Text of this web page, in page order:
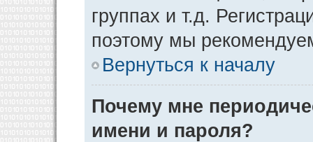
группах и т.д.
поэтому мы
Вернуться к началу
Почему мне
имени и пароля?